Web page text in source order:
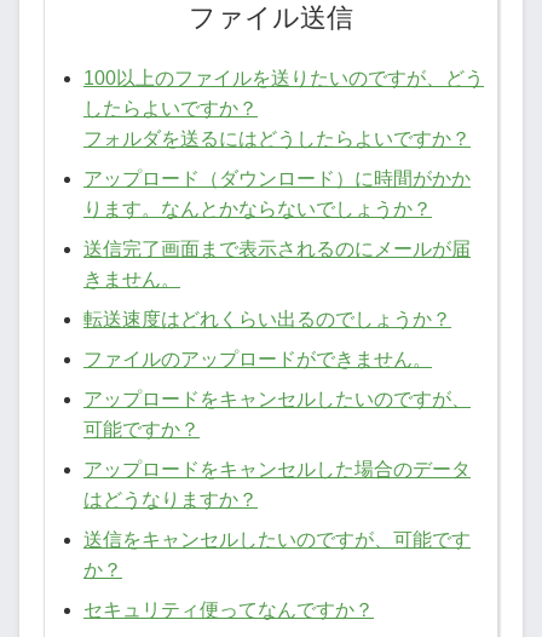
ファイル送信
100以上のファイルを送りたいのですが、どう
したらよいですか？
フォルダを送るにはどうしたらよいですか？
アップロード（ダウンロード）に時間がかか
ります。なんとかならないでしょうか？
送信完了画面まで表示されるのにメールが届
きません。
転送速度はどれくらい出るのでしょうか？
ファイルのアップロードができません。
アップロードをキャンセルしたいのですが、
可能ですか？
アップロードをキャンセルした場合のデータ
はどうなりますか？
送信をキャンセルしたいのですが、可能です
か？
セキュリティ便ってなんですか？